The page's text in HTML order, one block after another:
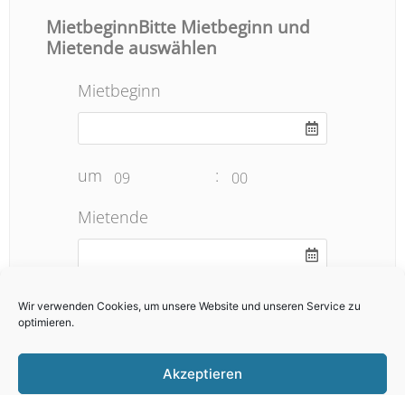
Wir verwenden Cookies, um unsere Website und unseren Service zu
optimieren.
Akzeptieren
MietbeginnBitte Mietbeginn und
Mietende auswählen
Mietbeginn
um 09 : 00
Mietende
um 19 : 00